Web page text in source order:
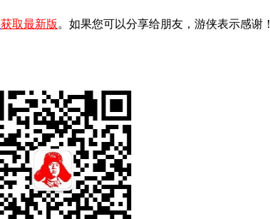
获取最新版 。如果您可以分享给朋友，游侠表示感谢！